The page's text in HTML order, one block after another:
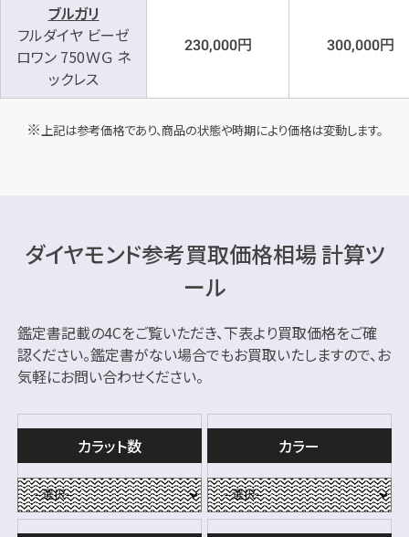
ブルガリ
フルダイヤ ビーゼ
ロワン 750ＷＧ ネ
ックレス
230,000円 300,000円
上記は参考価格であり、商品の状態や時期により価格は変動します。
ダイヤモンド参考買取価格相場 計算ツ
ール
鑑定書記載の4Cをご覧いただき、下表より買取価格をご確
認ください。鑑定書がない場合でもお買取いたしますので、お
気軽にお問い合わせください。
カラット数 カラー